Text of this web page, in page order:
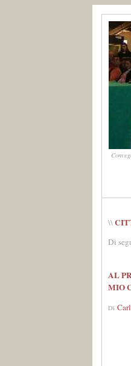
\\
Di
AL
MIO
Di